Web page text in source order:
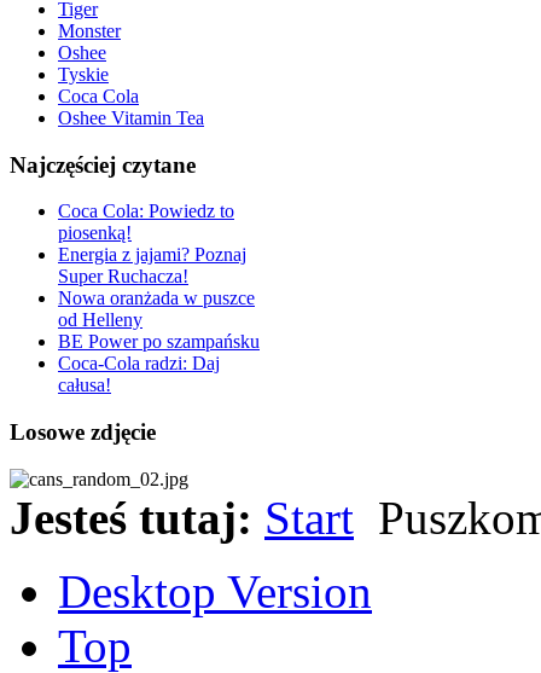
Tiger
Monster
Oshee
Tyskie
Coca Cola
Oshee Vitamin Tea
Najczęściej czytane
Coca Cola: Powiedz to
piosenką!
Energia z jajami? Poznaj
Super Ruchacza!
Nowa oranżada w puszce
od Helleny
BE Power po szampańsku
Coca-Cola radzi: Daj
całusa!
Losowe zdjęcie
Jesteś tutaj: Start
Desktop Version
Top